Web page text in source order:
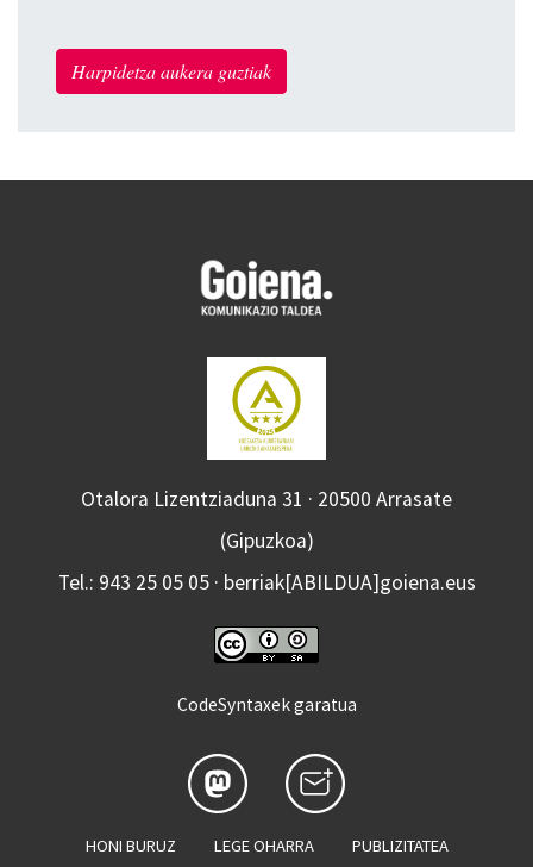
Harpidetza aukera guztiak
Otalora Lizentziaduna 31 · 20500 Arrasate
(Gipuzkoa)
Tel.: 943 25 05 05 · berriak[ABILDUA]goiena.eus
CodeSyntaxek garatua
HONI BURUZ LEGE OHARRA PUBLIZITATEA